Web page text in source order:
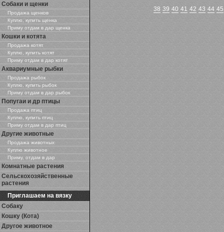
38 39 40 41 42 43 44 45
Собаки и щенки
Продажа щенков
Куплю, купить щенка
Приму отдам в дар щенка
Кошки и котята
Продажа котят
Куплю, купить котят
Приму отдам в дар котят
Аквариумные рыбки
Продажа рыбок
Куплю, купить рыбок
Приму отдам в дар рыбок
Попугаи и др птицы
Продажа птиц
Куплю, купить птиц
Приму отдам в дар птиц
Другие животные
Продажа животных
Куплю животное
Приму, отдам в дар
Комнатные растения
Сельскохозяйственные
растения
Приглашаем на вязку
Собаку
Кошку (Кота)
Другое животное